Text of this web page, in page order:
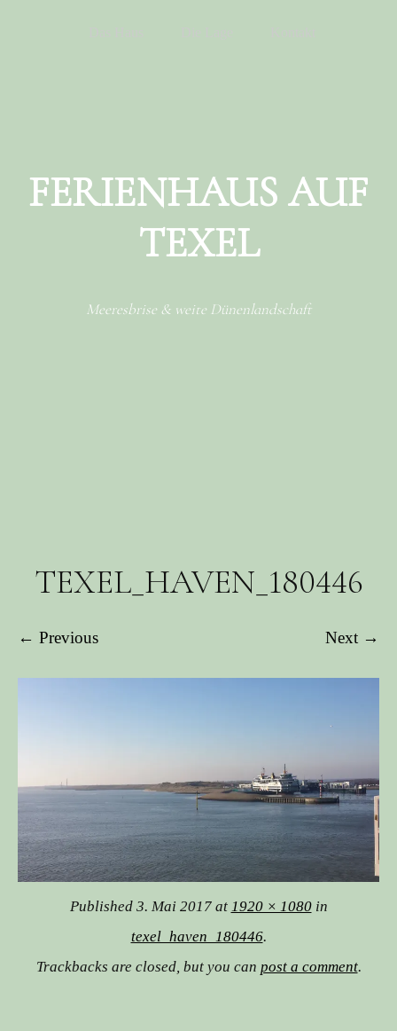
FERIENHAUS AUF
TEXEL
Meeresbrise & weite Dünenlandschaft
TEXEL_HAVEN_180446
← Previous Next →
Published 3. Mai 2017at 1920 × 1080in
texel_haven_180446.
Trackbacks are closed, but you can post a comment.